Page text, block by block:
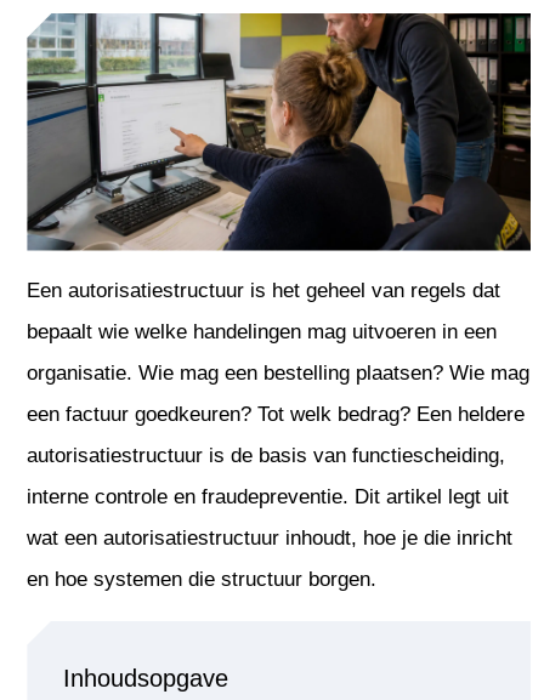
Een autorisatiestructuur is het geheel van regels dat
bepaalt wie welke handelingen mag uitvoeren in een
organisatie. Wie mag een bestelling plaatsen? Wie mag
een factuur goedkeuren? Tot welk bedrag? Een heldere
autorisatiestructuur is de basis van functiescheiding,
interne controle en fraudepreventie. Dit artikel legt uit
wat een autorisatiestructuur inhoudt, hoe je die inricht
en hoe systemen die structuur borgen.
Inhoudsopgave